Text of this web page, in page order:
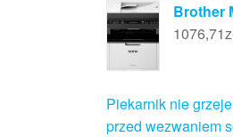
Brother
1076,71
Piekarnik nie
przed wezwaniem